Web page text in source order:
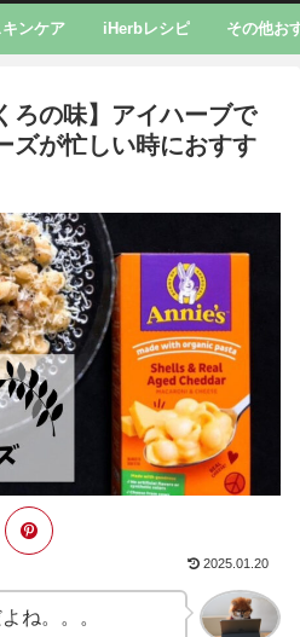
ンケア iHerbレシピ その他お
ろの味】アイハーブで
ズが忙しい時におすす
2025.01.20
ね。。。